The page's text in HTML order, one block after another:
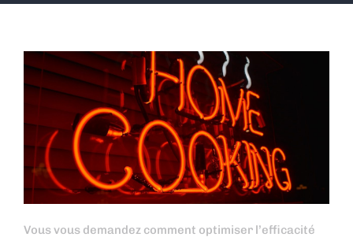
Vous vous demandez comment optimiser l’efficacité